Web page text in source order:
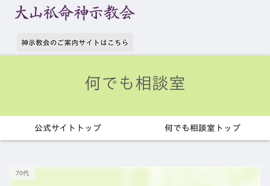
何でも相談室
公式サイトトップ 何でも相談室トップ
70代